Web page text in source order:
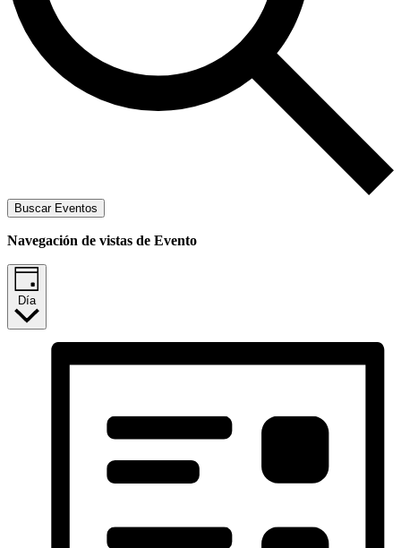
Buscar Eventos
Navegación de vistas de Evento
Día